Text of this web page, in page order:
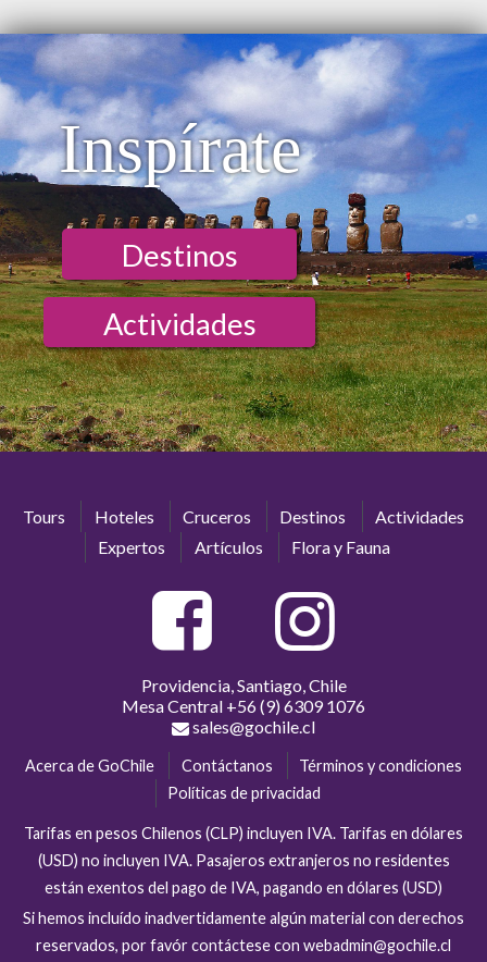
Inspírate
Destinos
Actividades
Tours Hoteles Cruceros Destinos
Actividades
Expertos
Artículos Flora y Fauna
Providencia, Santiago, Chile
Mesa Central +56 (9) 6309 1076
sales@gochile.cl
Acerca de GoChile Contáctanos
Términos y condiciones
Políticas de privacidad
Tarifas en pesos Chilenos (CLP) incluyen IVA. Tarifas en dólares
(USD) no incluyen IVA. Pasajeros extranjeros no residentes
están exentos del pago de IVA, pagando en dólares (USD)
Si hemos incluído inadvertidamente algún material con derechos
reservados, por favór contáctese con webadmin@gochile.cl